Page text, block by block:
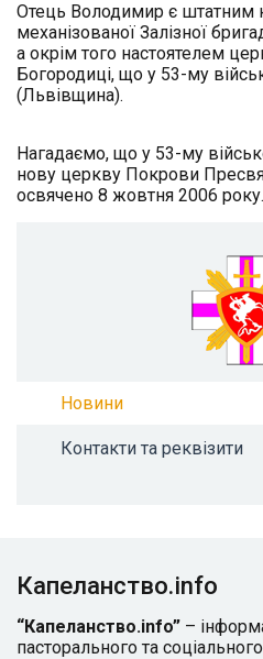
Отець Володимир є штатним
механізованої Залізної
а окрім того настоятелем
Богородиці, що у 53-му
(Львівщина).
Нагадаємо, що у 53-му
нову церкву Покрови
освячено 8 жовтня 2006 року.
Новини
Контакти та реквізити
Капеланство.info
“Капеланство.info” –
пасторального та